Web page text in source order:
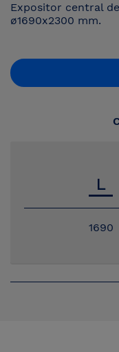
Expositor central
ø1690x2300 mm.
1690